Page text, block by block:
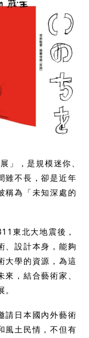
」，是規模迷你、
雖不長，卻是近年
稱為「未知深處的
東北大地震後，
、設計本身，能夠
大學的資源，為這
，結合藝術家、
請日本國內外藝術
風土民情，不但有